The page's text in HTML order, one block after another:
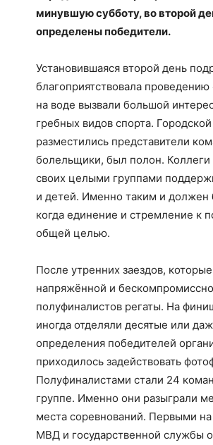
минувшую субботу, во второй
определены победители.
Установившаяся второй день
благоприятствовала
на воде вызвали большой
гребных видов спорта.
разместились представители
болельщики, был полон. Коллеги
своих целыми группами
и детей. Именно таким и должен
когда единение и стремление к
общей целью.
После утренних заездов,
напряжённой и
полуфиналистов регаты. На
иногда отделяли десятые или
определения победителей
приходилось задействовать
Полуфиналистами стали 24
группе. Именно они разыграли
места соревнований. Первыми
МВД и государственной службы